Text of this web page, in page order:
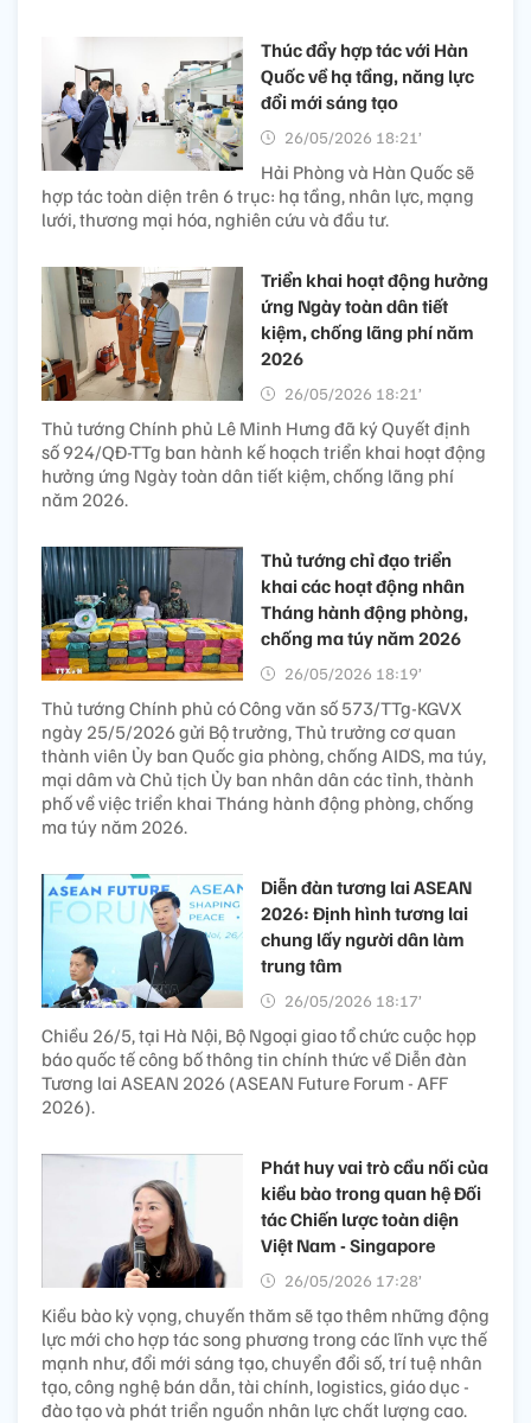
Thúc đẩy hợp tác với Hàn
Quốc về hạ tầng, năng lực
đổi mới sáng tạo
26/05/2026 18:21’
Hải Phòng và Hàn Quốc sẽ
hợp tác toàn diện trên 6 trục: hạ tầng, nhân lực, mạng
lưới, thương mại hóa, nghiên cứu và đầu tư.
Triển khai hoạt động hưởng
ứng Ngày toàn dân tiết
kiệm, chống lãng phí năm
2026
26/05/2026 18:21’
Thủ tướng Chính phủ Lê Minh Hưng đã ký Quyết định
số 924/QĐ-TTg ban hành kế hoạch triển khai hoạt động
hưởng ứng Ngày toàn dân tiết kiệm, chống lãng phí
năm 2026.
Thủ tướng chỉ đạo triển
khai các hoạt động nhân
Tháng hành động phòng,
chống ma túy năm 2026
26/05/2026 18:19’
Thủ tướng Chính phủ có Công văn số 573/TTg-KGVX
ngày 25/5/2026 gửi Bộ trưởng, Thủ trưởng cơ quan
thành viên Ủy ban Quốc gia phòng, chống AIDS, ma túy,
mại dâm và Chủ tịch Ủy ban nhân dân các tỉnh, thành
phố về việc triển khai Tháng hành động phòng, chống
ma túy năm 2026.
Diễn đàn tương lai ASEAN
2026: Định hình tương lai
chung lấy người dân làm
trung tâm
26/05/2026 18:17’
Chiều 26/5, tại Hà Nội, Bộ Ngoại giao tổ chức cuộc họp
báo quốc tế công bố thông tin chính thức về Diễn đàn
Tương lai ASEAN 2026 (ASEAN Future Forum - AFF
2026).
Phát huy vai trò cầu nối của
kiều bào trong quan hệ Đối
tác Chiến lược toàn diện
Việt Nam - Singapore
26/05/2026 17:28’
Kiều bào kỳ vọng, chuyến thăm sẽ tạo thêm những động
lực mới cho hợp tác song phương trong các lĩnh vực thế
mạnh như, đổi mới sáng tạo, chuyển đổi số, trí tuệ nhân
tạo, công nghệ bán dẫn, tài chính, logistics, giáo dục -
đào tạo và phát triển nguồn nhân lực chất lượng cao.